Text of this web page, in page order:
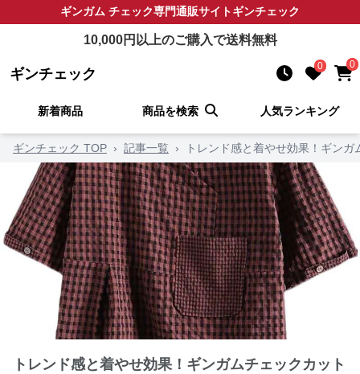
ギンガム チェック専門通販サイトギンチェック
10,000円以上のご購入で送料無料
ギンチェック 0 0
新着商品 商品を検索 人気ランキング
ギンチェック TOP › 記事一覧 › トレンド感と着やせ効果！ギン
トレンド感と着やせ効果！ギンガムチェックカット